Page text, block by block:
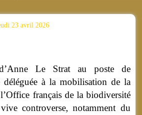
23 avril 2026
Le Strat au poste de
déléguée à la mobilisation de la
français de la biodiversité
controverse, notamment du